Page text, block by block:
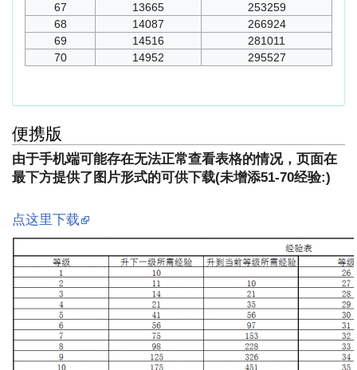
67
13665
253259
68
14087
266924
69
14516
281011
70
14952 295527
便携版
由于手机端可能存在无法正常查看表格的情况，页面在
最下方提供了图片形式的可供下载(未增添51-70经验:)
点这里下载